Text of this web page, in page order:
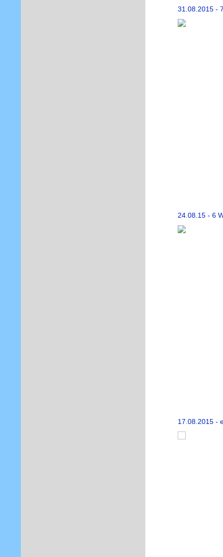
31.08.2015 -
24.08.15 - 6
17.08.2015 -